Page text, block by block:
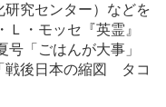
究センター）などを
・モッセ『英霊』
「ごはんが大事」
戦後日本の縮図 タコ